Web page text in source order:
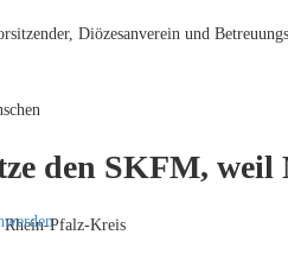
Diözesanverein und
den SKFM, weil
Pfalz-Kreis